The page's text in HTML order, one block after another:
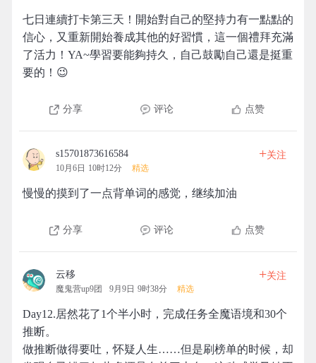
七日連續打卡第三天！開始對自己的堅持力有一點點的
信心，又重新開始養成其他的好習慣，這一個禮拜充滿
了活力！YA~學習要能夠持久，自己鼓勵自己還是挺重
要的！😉
分享 评论 点赞
s15701873616584
10月6日 10时12分 精选
+关注
慢慢的摸到了一点背单词的感觉，继续加油
分享 评论 点赞
云移
魔鬼营up9团 9月9日 9时38分 精选
+关注
Day12.居然花了1个半小时，完成任务全魔语境和30个
推断。
做推断做得要吐，怀疑人生……但是刷榜单的时候，却